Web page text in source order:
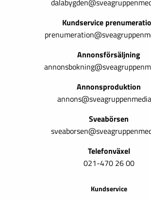
Kundservice
Annonsförsäljning
Annonsproduktion
Sveabörsen
Telefonväxel
021-470 26 00
Kundservice